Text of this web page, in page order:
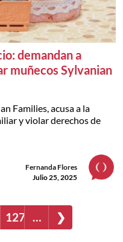
demandan a
muñecos Sylvanian
Families, acusa a la
y violar derechos de
Fernanda Flores
Julio 25, 2025
127 … ❯